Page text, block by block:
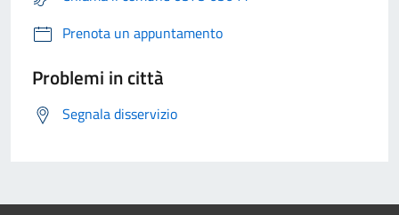
Prenota un appuntamento
Problemi in città
Segnala disservizio